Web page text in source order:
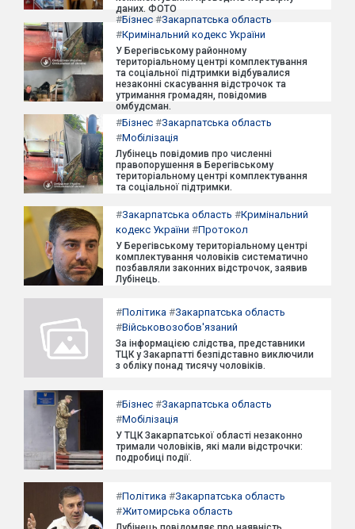
даних. ФОТО
#Бізнес #Закарпатська область
#Кримінальний кодекс України
У Берегівському районному
територіальному центрі комплектування
та соціальної підтримки відбувалися
незаконні скасування відстрочок та
утримання громадян, повідомив
омбудсман.
#Бізнес #Закарпатська область
#Мобілізація
Лубінець повідомив про численні
правопорушення в Берегівському
територіальному центрі комплектування
та соціальної підтримки.
#Закарпатська область #Кримінальний
кодекс України #Протокол
У Берегівському територіальному центрі
комплектування чоловіків систематично
позбавляли законних відстрочок, заявив
Лубінець.
#Політика #Закарпатська область
#Військовозобов'язаний
За інформацією слідства, представники
ТЦК у Закарпатті безпідставно виключили
з обліку понад тисячу чоловіків.
#Бізнес #Закарпатська область
#Мобілізація
У ТЦК Закарпатської області незаконно
тримали чоловіків, які мали відстрочки:
подробиці події.
#Політика #Закарпатська область
#Житомирська область